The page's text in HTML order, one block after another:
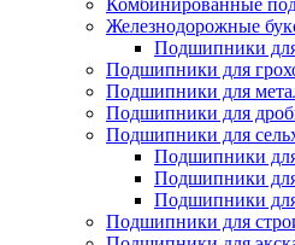
Комбинированные
Железнодорожные
Подшипники
Подшипники для
Подшипники для
Подшипники для
Подшипники для
Подшипники
Подшипники
Подшипники
Подшипники для